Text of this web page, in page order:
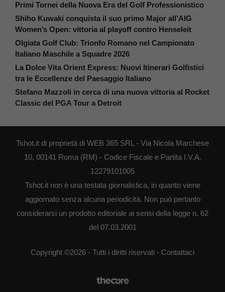
Primi Tornei della Nuova Era del Golf Professionistico
Shiho Kuwaki conquista il suo primo Major all’AIG
Women’s Open: vittoria al playoff contro Henseleit
Olgiata Golf Club: Trionfo Romano nel Campionato
Italiano Maschile a Squadre 2026
La Dolce Vita Orient Express: Nuovi Itinerari Golfistici
tra le Eccellenze del Paesaggio Italiano
Stefano Mazzoli in cerca di una nuova vittoria al Rocket
Classic del PGA Tour a Detroit
Tshot.it di proprietà di WEB 365 SRL - Via Nicola Marchese
10, 00141 Roma (RM) - Codice Fiscale e Partita I.V.A.
12279101005
Tshot.it non è una testata giornalistica, in quanto viene
aggiornato senza alcuna periodicità. Non può pertanto
considerarsi un prodotto editoriale ai sensi della legge n. 62
del 07.03.2001
Copyright ©2026 - Tutti i diritti riservati - Contattaci